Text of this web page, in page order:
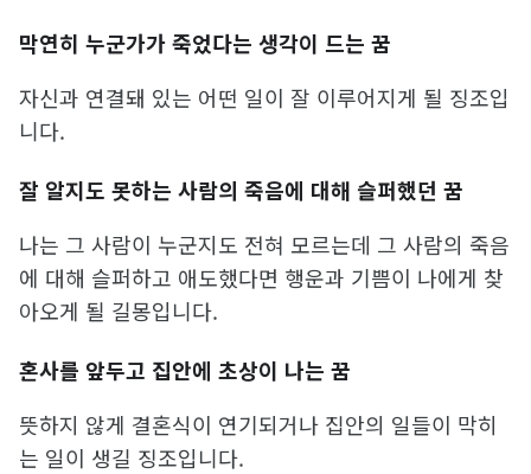
막연히 누군가가 죽었다는 생각이 드는 꿈
자신과 연결돼 있는 어떤 일이 잘 이루어지게 될 징조입
니다.
잘 알지도 못하는 사람의 죽음에 대해 슬퍼했던 꿈
나는 그 사람이 누군지도 전혀 모르는데 그 사람의 죽음
에 대해 슬퍼하고 애도했다면 행운과 기쁨이 나에게 찾
아오게 될 길몽입니다.
혼사를 앞두고 집안에 초상이 나는 꿈
뜻하지 않게 결혼식이 연기되거나 집안의 일들이 막히
는 일이 생길 징조입니다.